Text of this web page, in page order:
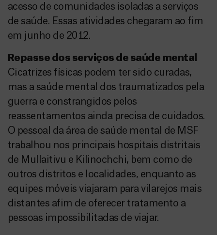
acesso de comunidades isoladas a serviços
de saúde. Essas atividades chegaram ao fim
em junho de 2012.
Repasse dos serviços de saúde mental
Cicatrizes físicas podem ter sido curadas,
mas a saúde mental dos traumatizados pela
guerra e constrangidos pelos
reassentamentos ainda precisa de cuidados.
O pessoal da área de saúde mental de MSF
trabalhou nos principais hospitais distritais
de Mullaitivu e Kilinochchi, bem como de
outros distritos e localidades, enquanto as
equipes móveis viajaram para vilarejos mais
distantes afim de oferecer tratamento a
pessoas impossibilitadas de viajar.